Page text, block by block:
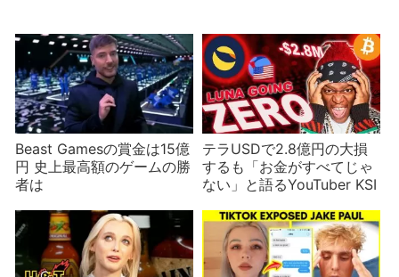
Beast Gamesの賞金は15億
円 史上最高額のゲームの勝
者は
テラUSDで2.8億円の大損
するも「お金がすべてじゃ
ない」と語るYouTuber KSI